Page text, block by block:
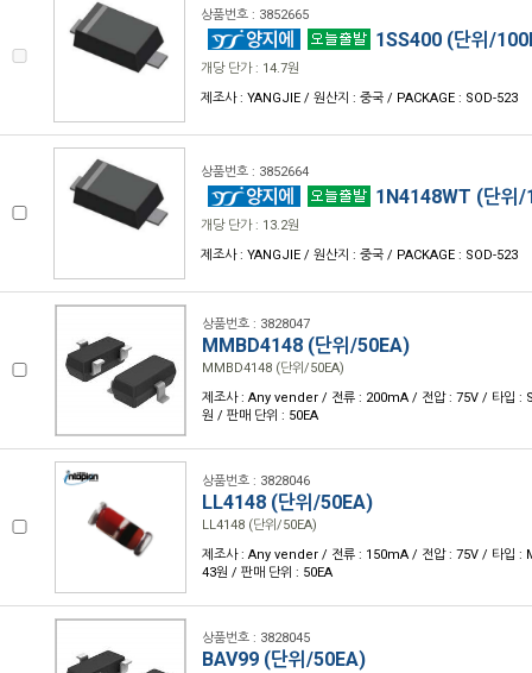
상품번호 : 3852665
1SS400 (단위/
개당 단가 : 14.7원
제조사 : YANGJIE / 원산지 : 중국 / PACKAGE : SOD-523
상품번호 : 3852664
1N4148WT (단위/
개당 단가 : 13.2원
제조사 : YANGJIE / 원산지 : 중국 / PACKAGE : SOD-523
상품번호 : 3828047
MMBD4148 (단위/50EA)
MMBD4148 (단위/50EA)
제조사 : Any vender / 전류 : 200mA / 전압 : 75V / 타입 :
원 / 판매 단위 : 50EA
상품번호 : 3828046
LL4148 (단위/50EA)
LL4148 (단위/50EA)
제조사 : Any vender / 전류 : 150mA / 전압 : 75V / 타입 :
43원 / 판매 단위 : 50EA
상품번호 : 3828045
BAV99 (단위/50EA)